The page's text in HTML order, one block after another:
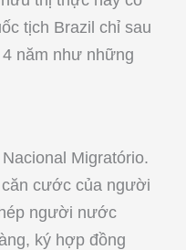
tịch Brazil chỉ sau
năm như những
Migratório.
cước của người
người nước
ký hợp đồng